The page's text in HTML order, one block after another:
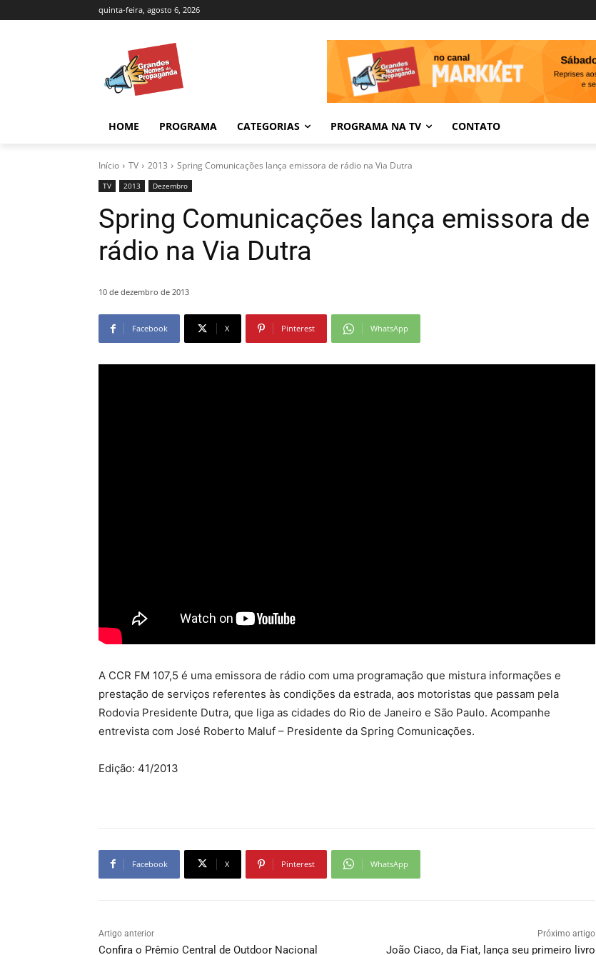
quinta-feira, agosto 6, 2026
HOME PROGRAMA CATEGORIAS PROGRAMA NA TV CONTATO
Início TV 2013 Spring Comunicações lança emissora de rádio na Via Dutra
TV 2013 Dezembro
Spring Comunicações lança emissora de
rádio na Via Dutra
10 de dezembro de 2013
Facebook X Pinterest WhatsApp
A CCR FM 107,5 é uma emissora de rádio com uma programação que mistura informações e
prestação de serviços referentes às condições da estrada, aos motoristas que passam pela
Rodovia Presidente Dutra, que liga as cidades do Rio de Janeiro e São Paulo. Acompanhe
entrevista com José Roberto Maluf – Presidente da Spring Comunicações.
Edição: 41/2013
Facebook X Pinterest WhatsApp
Artigo anterior
Confira o Prêmio Central de Outdoor Nacional
Próximo artigo
João Ciaco, da Fiat, lança seu primeiro livro